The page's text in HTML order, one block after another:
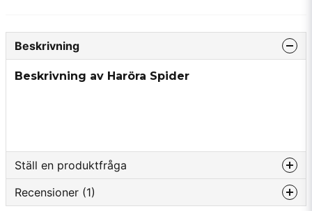
Beskrivning
Beskrivning av Haröra Spider
Ställ en produktfråga
question
Recensioner (1)